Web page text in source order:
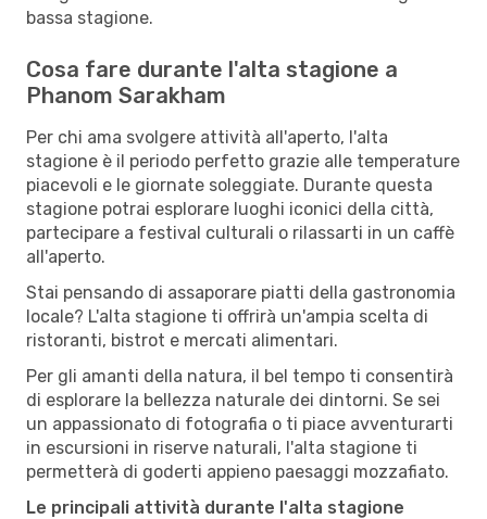
bassa stagione.
Cosa fare durante l'alta stagione a
Phanom Sarakham
Per chi ama svolgere attività all'aperto, l'alta
stagione è il periodo perfetto grazie alle temperature
piacevoli e le giornate soleggiate. Durante questa
stagione potrai esplorare luoghi iconici della città,
partecipare a festival culturali o rilassarti in un caffè
all'aperto.
Stai pensando di assaporare piatti della gastronomia
locale? L'alta stagione ti offrirà un'ampia scelta di
ristoranti, bistrot e mercati alimentari.
Per gli amanti della natura, il bel tempo ti consentirà
di esplorare la bellezza naturale dei dintorni. Se sei
un appassionato di fotografia o ti piace avventurarti
in escursioni in riserve naturali, l'alta stagione ti
permetterà di goderti appieno paesaggi mozzafiato.
Le principali attività durante l'alta stagione